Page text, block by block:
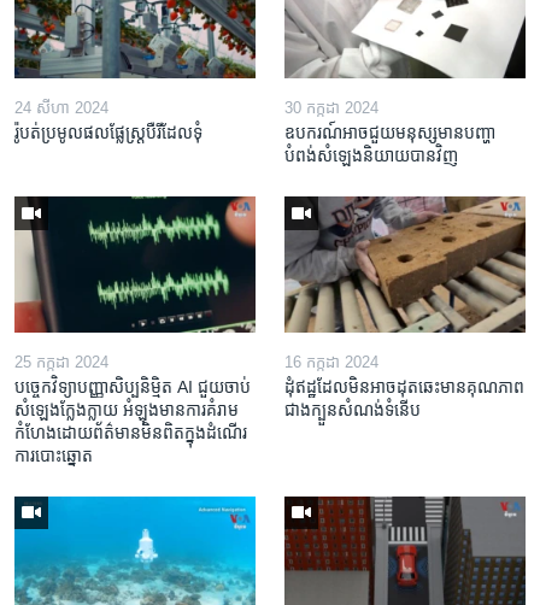
24 សីហា 2024
រ៉ូបត់​ប្រមូល​ផល​​ផ្លែស្ត្របឺរី​ដែល​ទុំ
30 កក្កដា 2024
ឧបករណ៍​អាច​ជួយ​មនុស្ស​មាន​បញ្ហា​
បំពង់​សំឡេង​និយាយ​បាន​វិញ
25 កក្កដា 2024
បច្ចេក​វិទ្យា​បញ្ញា​សិប្បនិម្មិត AI ជួយ​ចាប់​
សំឡេង​ក្លែងក្លាយ អំឡុង​មាន​ការ​គំរាម​
កំហែង​ដោយ​ព័ត៌មាន​មិនពិត​ក្នុង​ដំណើរ
ការ​បោះឆ្នោត
16 កក្កដា 2024
ដុំឥដ្ឋ​ដែល​មិន​អាច​ដុត​ឆេះ​មាន​គុណភាព​
ជាង​ក្បួន​សំណង់​ទំនើប